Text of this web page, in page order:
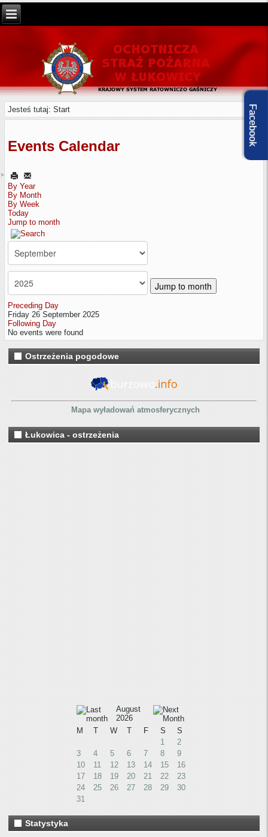
Jesteś tutaj:Start
Events Calendar
By Year
By Month
By Week
Today
Jump to month
Jump to month
Preceding Day
Friday 26 September 2025
Following Day
No events were found
Ostrzeżenia pogodowe
Mapa wyładowań atmosferycznych
Łukowica - ostrzeżenia
August
2026
M
T W T F S
S
1
2
3
4 5 6 7 8
9
10
11 12 13 14 15
16
17
18 19 20 21 22
23
24
25 26 27 28 29
30
31
Statystyka
Facebook